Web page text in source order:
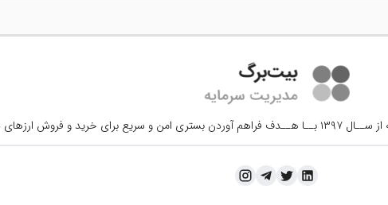
فراهم آوردن بستری امن و سریع برای خرید و فروش